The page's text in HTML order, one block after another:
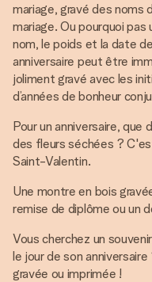
mariage, gravé des noms
mariage. Ou pourquoi
nom, le poids et la date
anniversaire peut être
joliment gravé avec les
d’années de bonheur
Pour un anniversaire,
des fleurs séchées ?
Saint-Valentin.
Une montre en bois
remise de diplôme ou un
Vous cherchez un
le jour de son
gravée ou imprimée !